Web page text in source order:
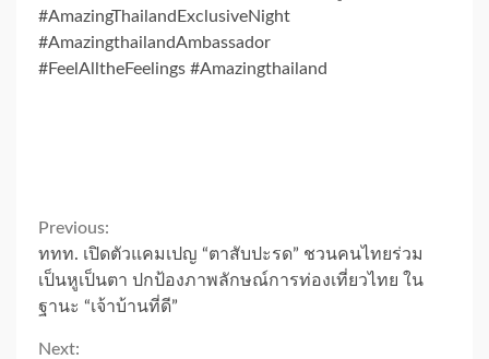
#AmazingThailandExclusiveNight
#AmazingthailandAmbassador
#FeelAlltheFeelings #Amazingthailand
Continue
Reading
Previous:
ททท. เปิดตัวแคมเปญ “ตาสับปะรด” ชวนคนไทยร่วม
เป็นหูเป็นตา ปกป้องภาพลักษณ์การท่องเที่ยวไทย ใน
ฐานะ “เจ้าบ้านที่ดี”
Next: